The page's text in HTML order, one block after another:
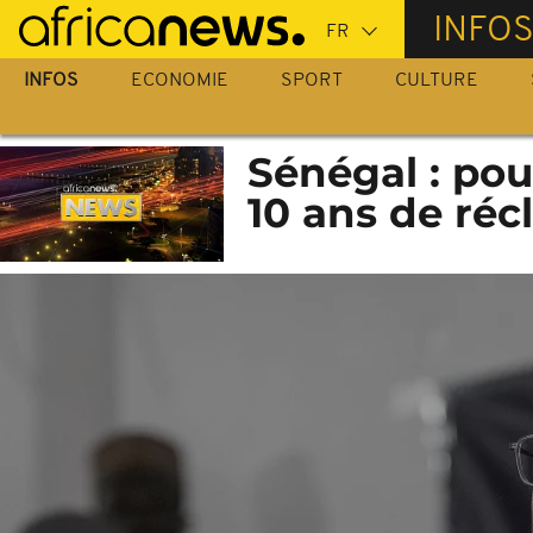
Passer
au
contenu
INFOS
INFOS ECONOMIE SPORT CULTURE
Sénégal :
10 ans de